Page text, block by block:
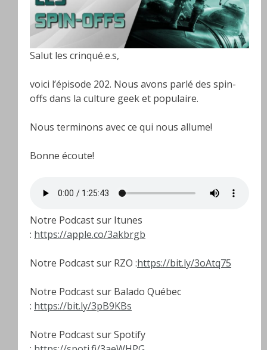
Salut les crinqué.e.s,
voici l’épisode 202. Nous avons parlé des spin-
offs dans la culture geek et populaire.
Nous terminons avec ce qui nous allume!
Bonne écoute!
Notre Podcast sur Itunes
: https://apple.co/3akbrgb
Notre Podcast sur RZO :https://bit.ly/3oAtq75
Notre Podcast sur Balado Québec
: https://bit.ly/3pB9KBs
Notre Podcast sur Spotify